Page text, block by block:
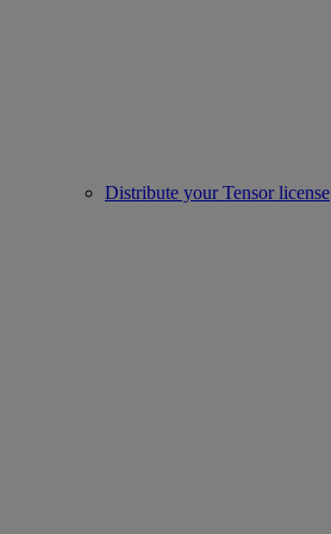
Distribute your Tensor license